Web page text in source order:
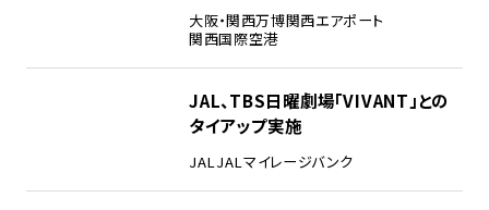
大阪・関西万博関西エアポート
関西国際空港
JAL、TBS日曜劇場「VIVANT」との
タイアップ実施
JALJALマイレージバンク